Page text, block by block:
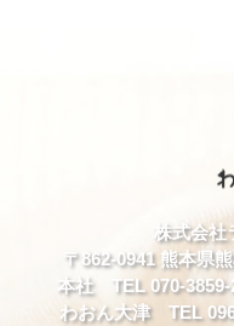
株式会社
〒862-0941 熊本県
本社 TEL 070-
わおん大津 TEL